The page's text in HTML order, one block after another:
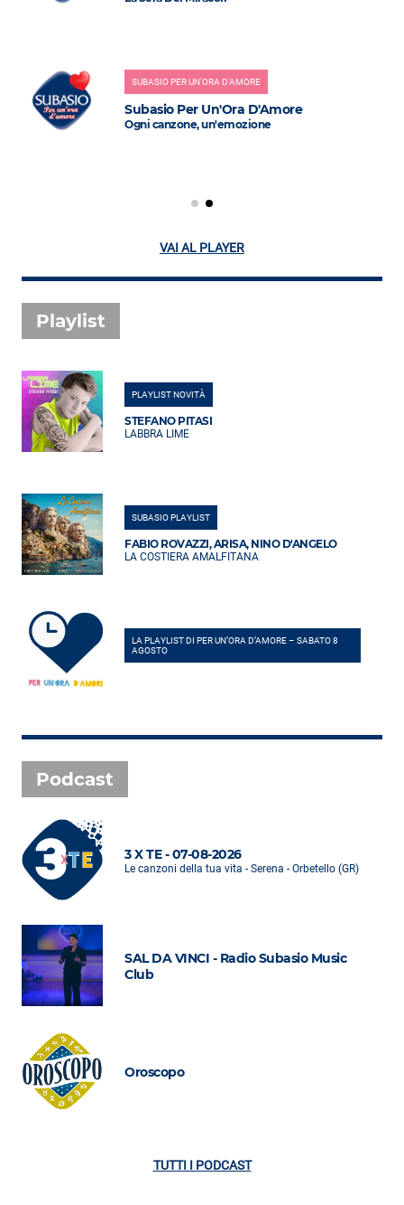
SUBASIO PER UN'ORA D'AMORE
Subasio Per Un'Ora D'Amore
Ogni canzone, un'emozione
VAI AL PLAYER
Playlist
PLAYLIST NOVITÀ
STEFANO PITASI
LABBRA LIME
SUBASIO PLAYLIST
FABIO ROVAZZI, ARISA, NINO D'ANGELO
LA COSTIERA AMALFITANA
LA PLAYLIST DI PER UN’ORA D’AMORE – SABATO 8
AGOSTO
Podcast
3 X TE - 07-08-2026
Le canzoni della tua vita - Serena - Orbetello (GR)
SAL DA VINCI - Radio Subasio Music
Club
Oroscopo
TUTTI I PODCAST